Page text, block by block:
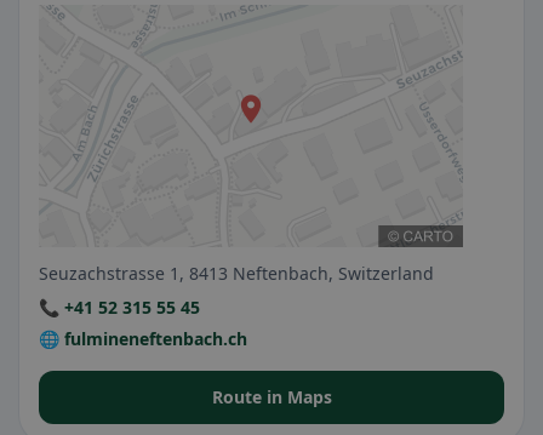
Seuzachstrasse 1, 8413 Neftenbach, Switzerland
📞 +41 52 315 55 45
🌐 fulmineneftenbach.ch
Route in Maps